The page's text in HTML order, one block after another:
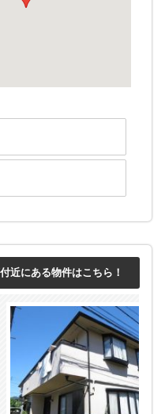
近にある物件はこちら！